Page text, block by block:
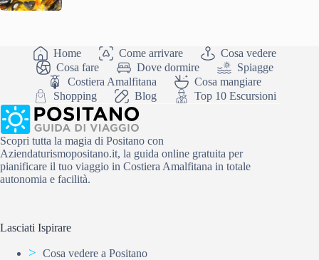
Home Come arrivare
Cosa vedere
Cosa fare
Dove dormire
Spiagge
Costiera Amalfitana
Cosa mangiare
Shopping
Blog Top 10 Escursioni
Scopri tutta la magia di Positano con
Aziendaturismopositano.it, la guida online gratuita per
pianificare il tuo viaggio in Costiera Amalfitana in totale
autonomia e facilità.
Lasciati Ispirare
Cosa vedere a Positano